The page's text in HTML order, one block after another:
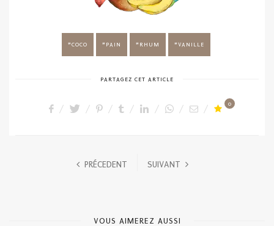
COCO PAIN RHUM VANILLE
PARTAGEZ CET ARTICLE
0
PRÉCEDENT SUIVANT
VOUS AIMEREZ AUSSI